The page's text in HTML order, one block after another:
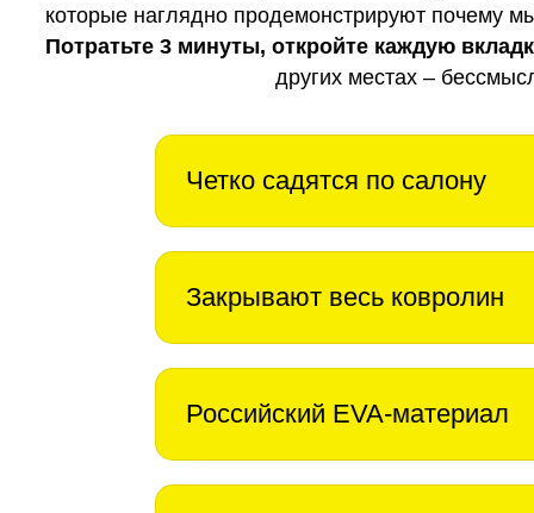
которые наглядно продемонстрируют почему
Потратьте 3 минуты, откройте каждую
других местах –
Четко садятся по салону
Закрывают весь ковролин
Российский EVA-материал